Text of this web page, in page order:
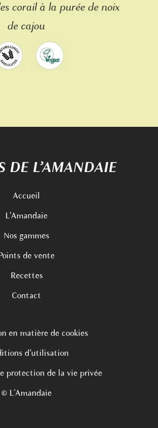
corail à la purée de noix
de cajou
DE L’AMANDAIE
Accueil
L’Amandaie
Nos gammes
de vente
Recettes
Contact
en matière de cookies
d’utilisation
protection de la vie privée
© L'Amandaie